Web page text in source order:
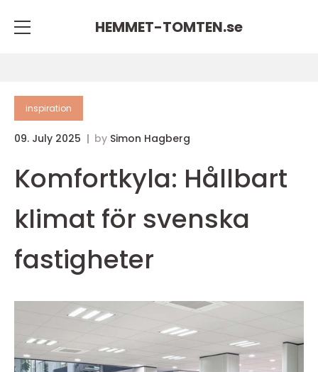
HEMMET-TOMTEN.se
inspiration
09. July 2025 by Simon Hagberg
Komfortkyla: Hållbart
klimat för svenska
fastigheter